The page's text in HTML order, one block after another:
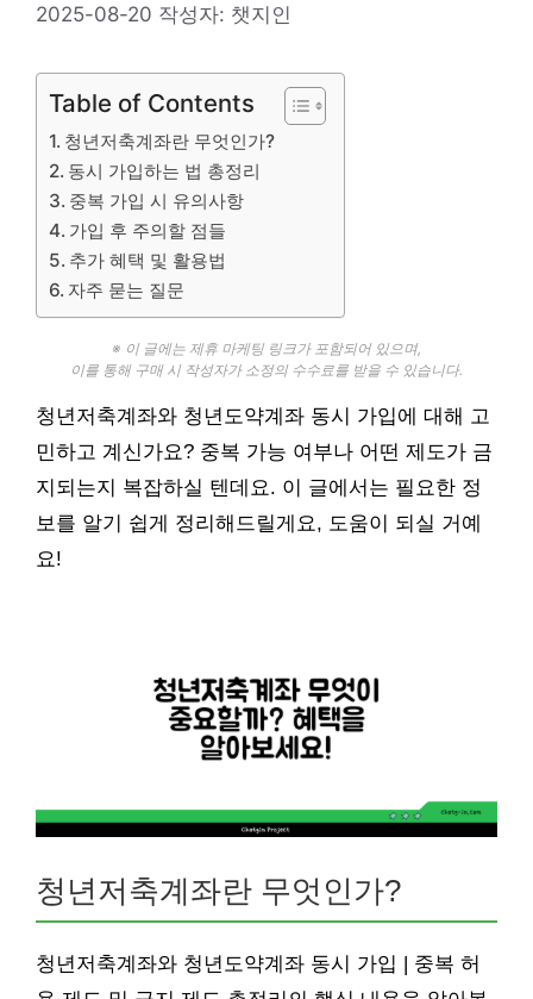
2025-08-20 작성자: 챗지인
Table of Contents
청년저축계좌란 무엇인가?
동시 가입하는 법 총정리
중복 가입 시 유의사항
가입 후 주의할 점들
추가 혜택 및 활용법
자주 묻는 질문
※ 이 글에는 제휴 마케팅 링크가 포함되어 있으며,
이를 통해 구매 시 작성자가 소정의 수수료를 받을 수 있습니다.
청년저축계좌와 청년도약계좌 동시 가입에 대해 고
민하고 계신가요? 중복 가능 여부나 어떤 제도가 금
지되는지 복잡하실 텐데요. 이 글에서는 필요한 정
보를 알기 쉽게 정리해드릴게요, 도움이 되실 거예
요!
청년저축계좌란 무엇인가?
청년저축계좌와 청년도약계좌 동시 가입 | 중복 허